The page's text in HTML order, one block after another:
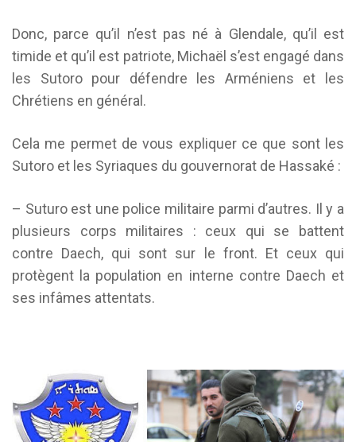
Donc, parce qu’il n’est pas né à Glendale, qu’il est
timide et qu’il est patriote, Michaël s’est engagé dans
les Sutoro pour défendre les Arméniens et les
Chrétiens en général.
Cela me permet de vous expliquer ce que sont les
Sutoro et les Syriaques du gouvernorat de Hassaké :
– Suturo est une police militaire parmi d’autres. Il y a
plusieurs corps militaires : ceux qui se battent
contre Daech, qui sont sur le front. Et ceux qui
protègent la population en interne contre Daech et
ses infâmes attentats.